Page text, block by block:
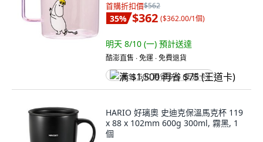
首購折扣價$562
35% $362 ($362.00/1個)
明天 8/10 (一) 預計送達
酷澎直售 ∙ 免運 ∙ 免費退貨
满 $1,500 再省 $75 (王道卡)
HARIO 好璃奧 史迪克保溫馬克杯 119
x 88 x 102mm 600g 300ml, 霧黑, 1
個